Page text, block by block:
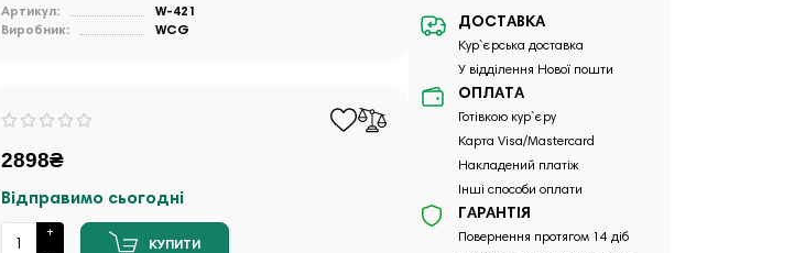
Артикул:
W-421
Виробник:
WCG
2898₴
Відправимо сьогодні
КУПИТИ
ДОСТАВКА
Кур`єрська доставка
У відділення Нової пошти
ОПЛАТА
Готівкою кур`єру
Карта Visa/Mastercard
Накладений платіж
Інші способи оплати
ГАРАНТІЯ
Повернення протягом 14 діб